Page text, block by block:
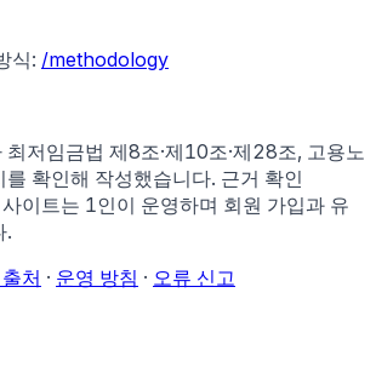
식: /methodology
최저임금법 제8조·제10조·제28조, 고용노
를 확인해 작성했습니다. 근거 확인
이트는 1인이 운영하며 회원 가입과 유
.
처 · 운영 방침 · 오류 신고